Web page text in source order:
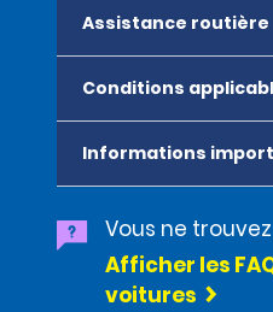
Assistance routière
Conditions
Informations
Vous ne
Afficher les
voitures